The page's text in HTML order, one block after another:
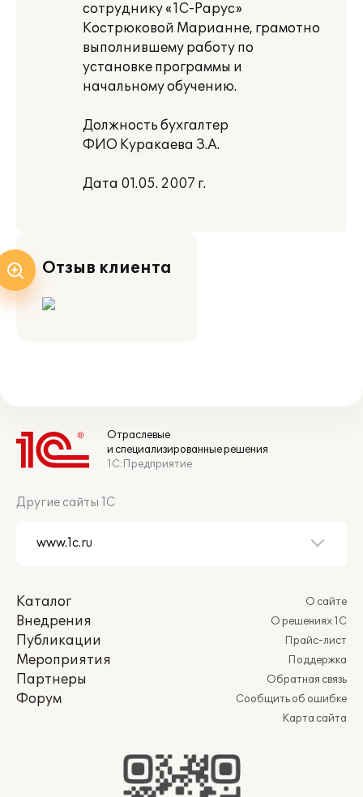
сотруднику «1С-Рарус»
Кострюковой Марианне, грамотно
выполнившему работу по
установке программы и
начальному обучению.
Должность бухгалтер
ФИО Куракаева З.А.
Дата 01.05. 2007 г.
Отзыв клиента
Отраслевые
и специализированные решения
1С:Предприятие
Другие сайты 1С
Каталог
Внедрения
Публикации
Мероприятия
Партнеры
Форум
О сайте
О решениях 1С
Прайс-лист
Поддержка
Обратная связь
Сообщить об ошибке
Карта сайта